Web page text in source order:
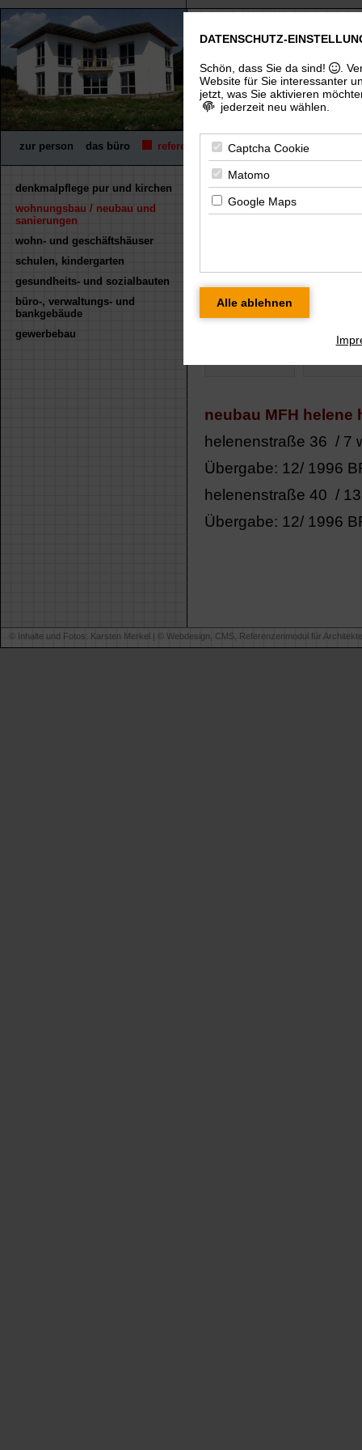
freier architekt
(uni), architektenkammer
zur person das büro referenzen wettbewerbe
denkmalpflege pur und kirchen
wohnungsbau / neubau und
sanierungen
wohn- und geschäftshäuser
schulen, kindergarten
gesundheits- und sozialbauten
büro-, verwaltungs- und
bankgebäude
gewerbebau
« zurück
neubau MFH
helenenstraße 36 / 7
Übergabe: 12/ 1996
helenenstraße 40 /
Übergabe: 12/ 1996
© Inhalte und Fotos: Karsten Merkel | © Webdesign, CMS, Referenzenmodul für
DATENSCHUTZ-
Schön, dass Sie da sind!
.
Website für Sie interessanter
jetzt, was Sie aktivieren
jederzeit neu wählen.
Captcha Cookie
Matomo
Google Maps